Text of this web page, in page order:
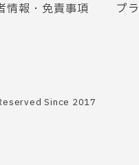
情報・免責事項
プ
Since 2017